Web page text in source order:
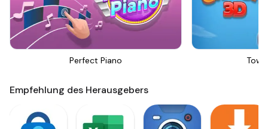
Perfect Piano
Empfehlung des Herausgebers